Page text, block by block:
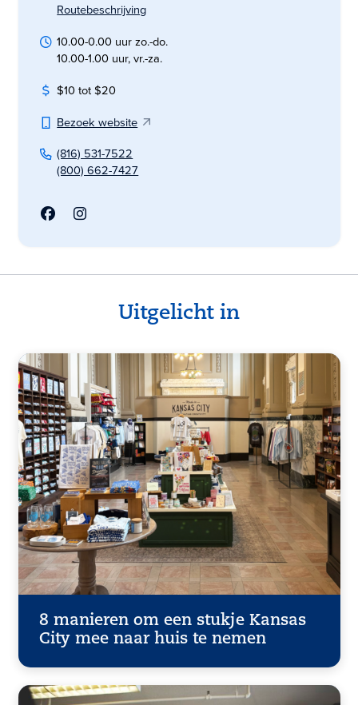
Routebeschrijving
10.00-0.00 uur zo.-do.
10.00-1.00 uur, vr.-za.
$10 tot $20
Bezoek website
(816) 531-7522
(800) 662-7427
Uitgelicht in
8 manieren om een stukje Kansas
City mee naar huis te nemen